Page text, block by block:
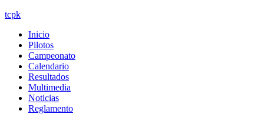
tcpk
Inicio
Pilotos
Campeonato
Calendario
Resultados
Multimedia
Noticias
Reglamento